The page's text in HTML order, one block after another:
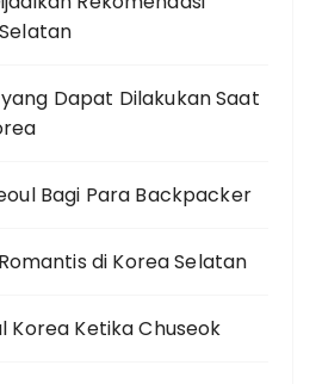
Dapat Dilakukan Saat
Bagi Para Backpacker
di Korea Selatan
Korea Ketika Chuseok